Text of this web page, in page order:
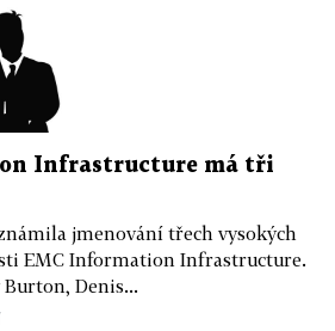
Infrastructure má tři
jmenování třech vysokých
EMC Information Infrastructure.
Denis...